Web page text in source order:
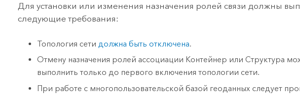
Для установки или изменения назначения ролей связи должны
следующие требования:
Топология сети должна быть отключена.
Отмену назначения ролей ассоциации Контейнер или Структура
выполнить только до первого включения топологии сети.
При работе с многопользовательской базой геоданных следует